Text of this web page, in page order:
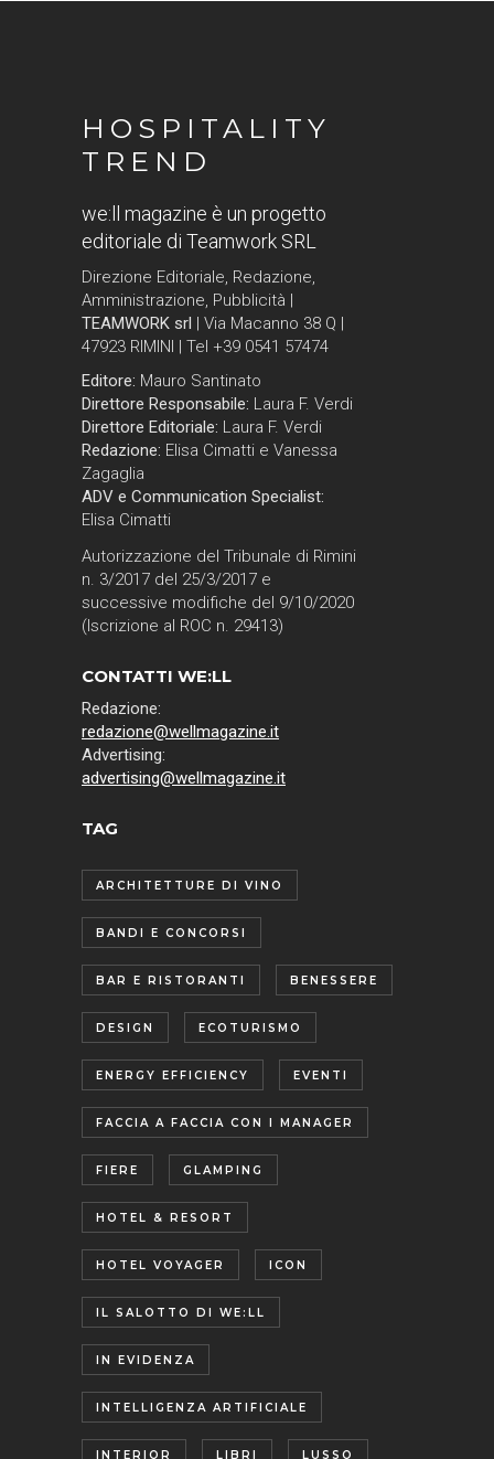
HOSPITALITY
TREND
we:ll magazine è un progetto
editoriale di Teamwork SRL
Direzione Editoriale, Redazione,
Amministrazione, Pubblicità |
TEAMWORK srl
| Via Macanno 38 Q |
47923 RIMINI | Tel +39 0541 57474
Editore: Mauro Santinato
Direttore Responsabile: Laura F. Verdi
Direttore Editoriale: Laura F. Verdi
Redazione: Elisa Cimatti e Vanessa
Zagaglia
ADV e Communication Specialist:
Elisa Cimatti
Autorizzazione del Tribunale di Rimini
n. 3/2017 del 25/3/2017 e
successive modifiche del 9/10/2020
(Iscrizione al ROC n. 29413)
CONTATTI WE:LL
Redazione:
redazione@wellmagazine.it
Advertising:
advertising@wellmagazine.it
TAG
ARCHITETTURE DI VINO
BANDI E CONCORSI
BAR E RISTORANTI BENESSERE
DESIGN ECOTURISMO
ENERGY EFFICIENCY EVENTI
FACCIA A FACCIA CON I MANAGER
FIERE GLAMPING
HOTEL & RESORT
HOTEL VOYAGER ICON
IL SALOTTO DI WE:LL
IN EVIDENZA
INTELLIGENZA ARTIFICIALE
INTERIOR LIBRI LUSSO